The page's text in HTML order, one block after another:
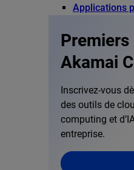
Applications
Premiers
Akamai
Inscrivez-vous
des outils de
computing et
entreprise.